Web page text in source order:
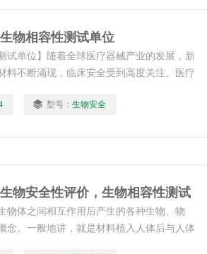
物相容性测试单位
试单位】随着全球医疗器械产业的发展，新
料不断涌现，临床安全受到高度关注。医疗
性评价。中科检测是生物相容性检测机构。
型号： 生物安全
物安全性评价，生物相容性测试
物体之间相互作用后产生的各种生物、物
念。一般地讲，就是材料植入人体后与人体